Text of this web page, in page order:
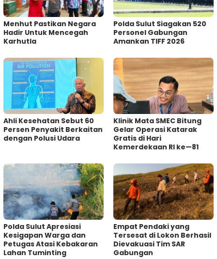
Menhut Pastikan Negara
Hadir Untuk Mencegah
Karhutla
Polda Sulut Siagakan 520
Personel Gabungan
Amankan TIFF 2026
Ahli Kesehatan Sebut 60
Persen Penyakit Berkaitan
dengan Polusi Udara
Klinik Mata SMEC Bitung
Gelar Operasi Katarak
Gratis di Hari
Kemerdekaan RI ke—81
Polda Sulut Apresiasi
Kesigapan Warga dan
Petugas Atasi Kebakaran
Lahan Tuminting
Empat Pendaki yang
Tersesat di Lokon Berhasil
Dievakuasi Tim SAR
Gabungan